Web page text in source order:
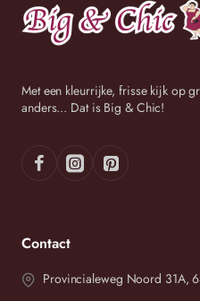
Met een kleurrijke, frisse kijk op
anders... Dat is Big & Chic!
Contact
Provincialeweg Noord 31A,